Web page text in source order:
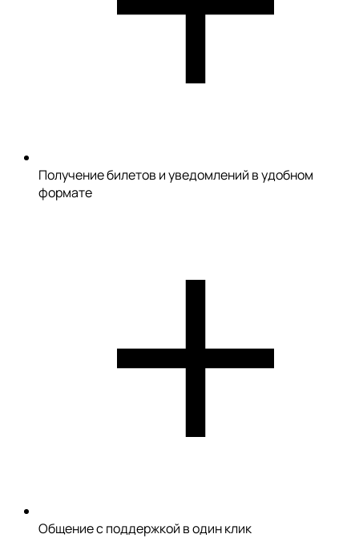
Получение билетов и уведомлений в удобном
формате
Общение с поддержкой в один клик